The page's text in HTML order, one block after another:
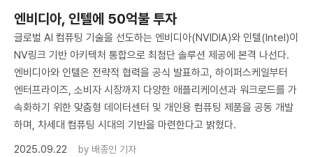
엔비디아, 인텔에 50억불 투자
글로벌 AI 컴퓨팅 기술을 선도하는 엔비디아(NVIDIA)와 인텔(Intel)이
NV링크 기반 아키텍처 통합으로 최첨단 솔루션 제공에 본격 나선다.
엔비디아와 인텔은 전략적 협력을 공식 발표하고, 하이퍼스케일부터
엔터프라이즈, 소비자 시장까지 다양한 애플리케이션과 워크로드를 가
속화하기 위한 맞춤형 데이터센터 및 개인용 컴퓨팅 제품을 공동 개발
하며, 차세대 컴퓨팅 시대의 기반을 마련한다고 밝혔다.
2025.09.22
by 배종인 기자